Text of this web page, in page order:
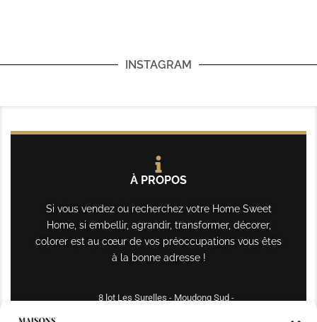
INSTAGRAM
À PROPOS
Si vous vendez ou recherchez votre Home Sweet
Home, si embellir, agrandir, transformer, décorer,
colorer est au cœur de vos préoccupations vous êtes
à la bonne adresse !
8 lot Les Surelles - Moudong Sud -